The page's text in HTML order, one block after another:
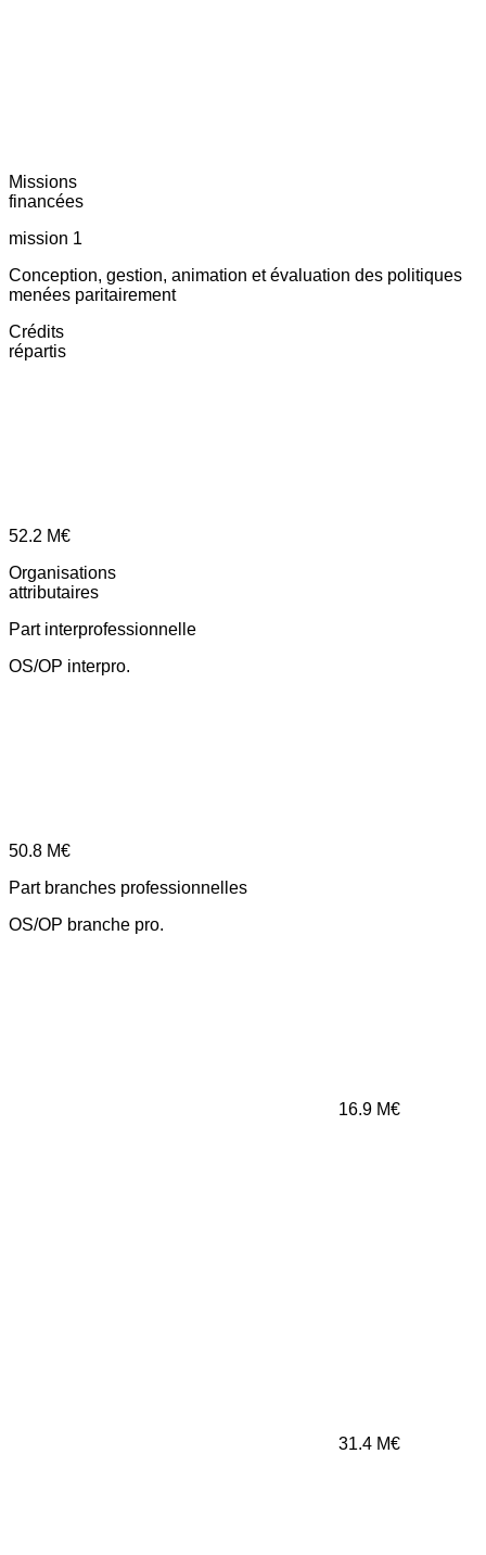
Missions
financées
mission 1
Conception, gestion, animation et évaluation des politiques
menées paritairement
Crédits
répartis
52.2 M€
Organisations
attributaires
Part interprofessionnelle
OS/OP interpro.
50.8 M€
Part branches professionnelles
OS/OP branche pro.
16.9 M€
31.4 M€